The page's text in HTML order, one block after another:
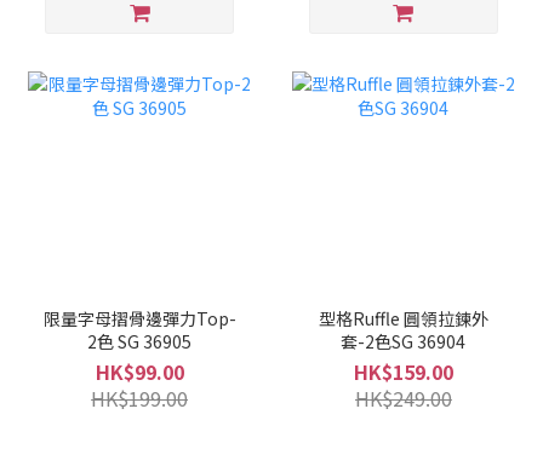
限量字母摺骨邊彈力Top-
2色 SG 36905
HK$99.00
HK$199.00
型格Ruffle 圓領拉鍊外
套-2色SG 36904
HK$159.00
HK$249.00